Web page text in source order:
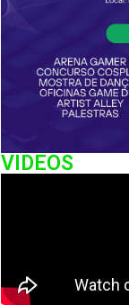
VIDEOS